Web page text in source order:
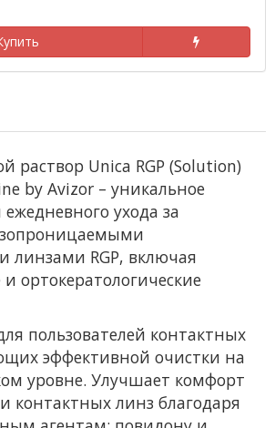
раствор Unica RGP (Solution)
by Avizor – уникальное
ежедневного ухода за
линзами RGP, включая
ортокератологические
пользователей контактных
эффективной очистки на
уровне. Улучшает комфорт
контактных линз благодаря